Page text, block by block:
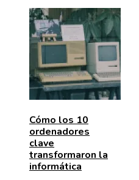
Cómo los 10
ordenadores
clave
transformaron la
informática